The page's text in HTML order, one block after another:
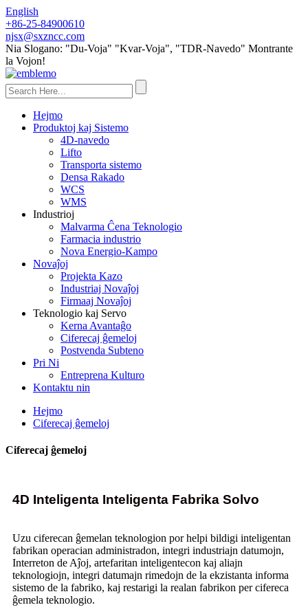
English
+86-25-84900610
njsx@sxzncc.com
Nia Slogano: "Du-Voja" "Kvar-Voja", "TDR-Navedo" Montrante
la Vojon!
Hejmo
Produktoj kaj Sistemo
4D-navedo
Lifto
Transporta sistemo
Densa Rakado
WCS
WMS
Industrioj
Malvarma Ĉena Teknologio
Farmacia industrio
Nova Energio-Kampo
Novaĵoj
Projekta Kazo
Industriaj Novaĵoj
Firmaaj Novaĵoj
Teknologio kaj Servo
Kerna Avantaĝo
Ciferecaj ĝemeloj
Postvenda Subteno
Pri Ni
Entreprena Kulturo
Kontaktu nin
Hejmo
Ciferecaj ĝemeloj
Ciferecaj ĝemeloj
4D Inteligenta Inteligenta Fabrika Solvo
Uzu ciferecan ĝemelan teknologion por helpi bildigi inteligentan
fabrikan operacian administradon, integri industriajn datumojn,
Interreton de Aĵoj, artefaritan inteligentecon kaj aliajn
teknologiojn, integri datumajn rimedojn de la ekzistanta informa
sistemo de la fabriko, kaj restarigi la realan fabrikon per cifereca
ĝemela teknologio.